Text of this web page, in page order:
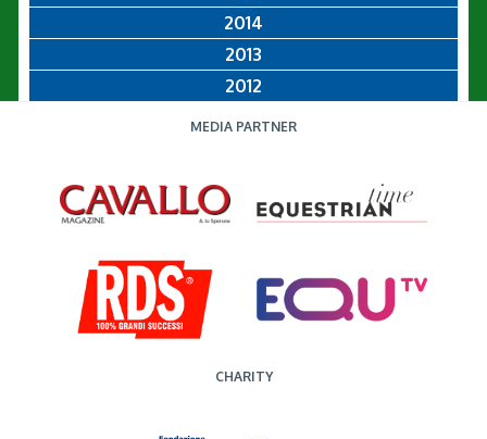
2014
2013
2012
MEDIA PARTNER
CHARITY